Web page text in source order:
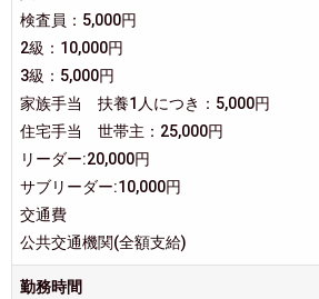
検査員：5,000円
2級：10,000円
3級：5,000円
家族手当 扶養1人につき：5,000円
住宅手当 世帯主：25,000円
リーダー:20,000円
サブリーダー:10,000円
交通費
公共交通機関(全額支給)
勤務時間